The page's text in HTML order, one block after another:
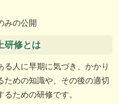
みの公開
研修とは
人に早期に気づき、かかり
ための知識や、その後の適切
ための研修です。